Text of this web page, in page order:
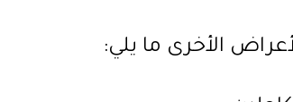
الأخرى ما يلي: